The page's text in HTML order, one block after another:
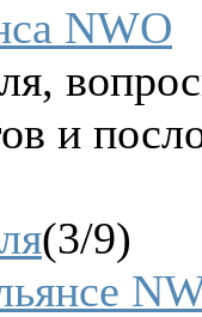
NWO
и
(3/9)